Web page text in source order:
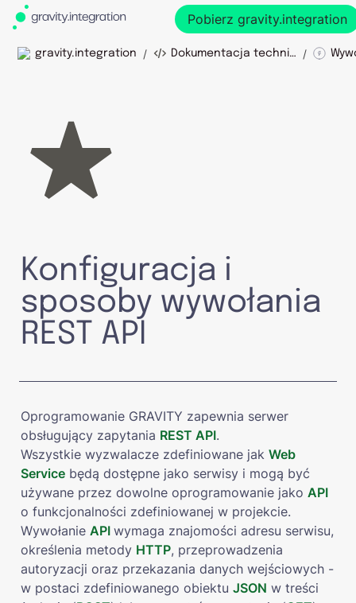
Pobierz gravity.integration
gravity.integration / Dokumentacja techniczna /
Konfiguracja i
sposoby wywołania
REST API
Oprogramowanie GRAVITY zapewnia serwer
obsługujący zapytania REST API.
Wszystkie wyzwalacze zdefiniowane jak Web
Service będą dostępne jako serwisy i mogą być
używane przez dowolne oprogramowanie jako
o funkcjonalności zdefiniowanej w projekcie.
Wywołanie API wymaga znajomości adresu serwisu,
określenia metody HTTP, przeprowadzenia
autoryzacji oraz przekazania danych wejściowych -
w postaci zdefiniowanego obiektu JSON w treści